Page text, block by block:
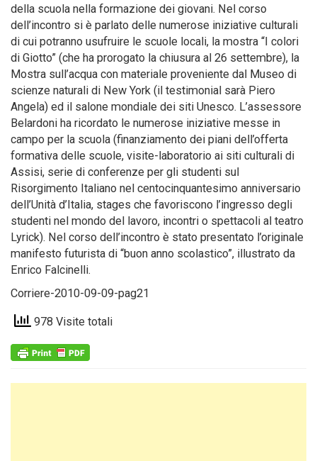
della scuola nella formazione dei giovani. Nel corso
dell’incontro si è parlato delle numerose iniziative culturali
di cui potranno usufruire le scuole locali, la mostra “I colori
di Giotto” (che ha prorogato la chiusura al 26 settembre), la
Mostra sull’acqua con materiale proveniente dal Museo di
scienze naturali di New York (il testimonial sarà Piero
Angela) ed il salone mondiale dei siti Unesco. L’assessore
Belardoni ha ricordato le numerose iniziative messe in
campo per la scuola (finanziamento dei piani dell’offerta
formativa delle scuole, visite-laboratorio ai siti culturali di
Assisi, serie di conferenze per gli studenti sul
Risorgimento Italiano nel centocinquantesimo anniversario
dell’Unità d’Italia, stages che favoriscono l’ingresso degli
studenti nel mondo del lavoro, incontri o spettacoli al teatro
Lyrick). Nel corso dell’incontro è stato presentato l’originale
manifesto futurista di “buon anno scolastico”, illustrato da
Enrico Falcinelli.
Corriere-2010-09-09-pag21
978 Visite totali